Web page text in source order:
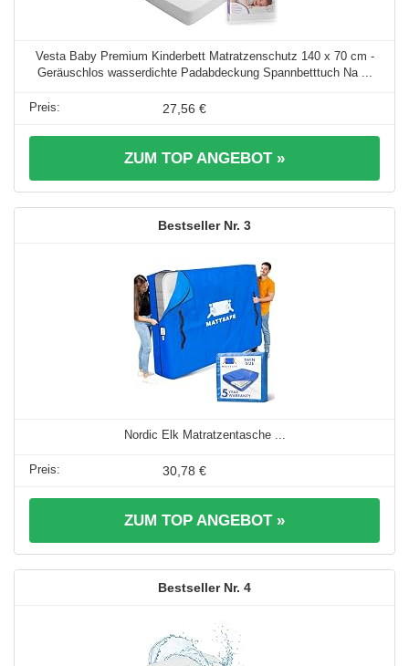
Vesta Baby Premium Kinderbett Matratzenschutz 140 x 70 cm -
Geräuschlos wasserdichte Padabdeckung Spannbetttuch Na ...
27,56 €
ZUM TOP ANGEBOT »
3
Nordic Elk Matratzentasche ...
30,78 €
ZUM TOP ANGEBOT »
4